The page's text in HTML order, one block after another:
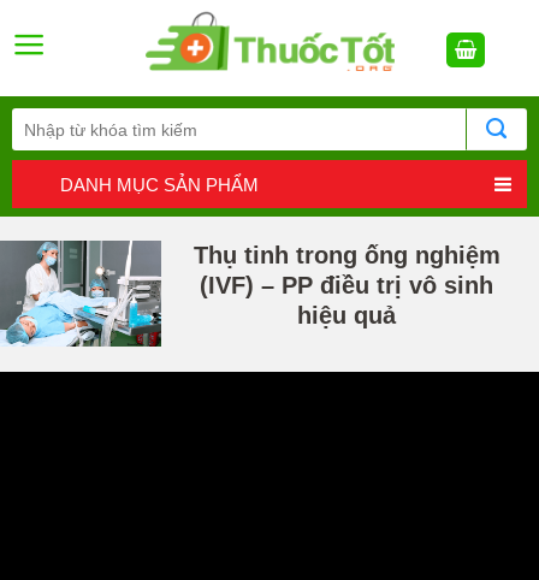
DANH MỤC SẢN PHẨM
Thụ tinh trong ống nghiệm
(IVF) – PP điều trị vô sinh
hiệu quả